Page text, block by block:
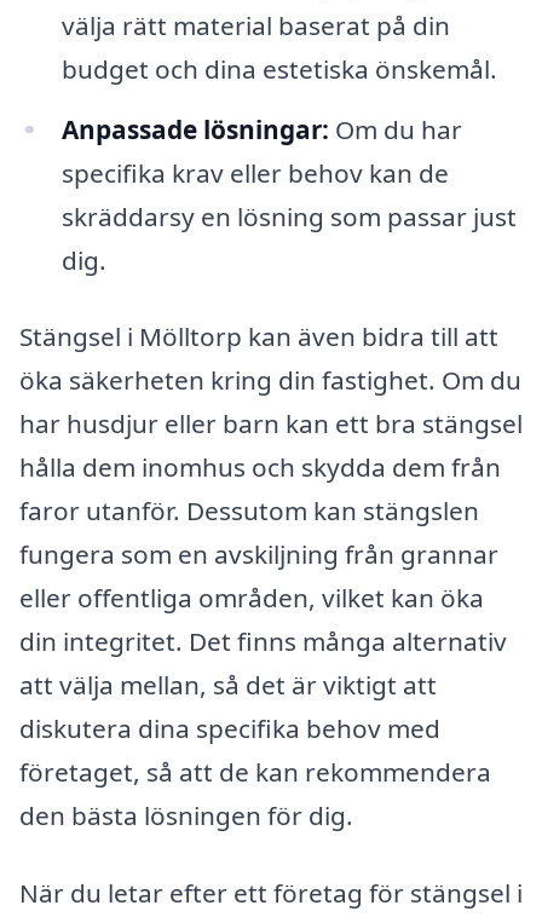
välja rätt material baserat på din
budget och dina estetiska önskemål.
Anpassade lösningar: Om du har
specifika krav eller behov kan de
skräddarsy en lösning som passar just
dig.
Stängsel i Mölltorp kan även bidra till att
öka säkerheten kring din fastighet. Om du
har husdjur eller barn kan ett bra stängsel
hålla dem inomhus och skydda dem från
faror utanför. Dessutom kan stängslen
fungera som en avskiljning från grannar
eller offentliga områden, vilket kan öka
din integritet. Det finns många alternativ
att välja mellan, så det är viktigt att
diskutera dina specifika behov med
företaget, så att de kan rekommendera
den bästa lösningen för dig.
När du letar efter ett företag för stängsel i